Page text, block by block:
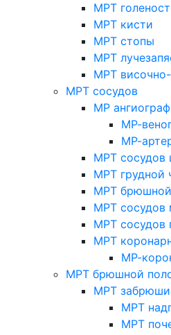
МРТ
МРТ кисти
МРТ стопы
МРТ
МРТ
МРТ сосудов
МР
МР-
МР-
МРТ сосудов
МРТ грудной
МРТ
МРТ сосудов
МРТ сосудов
МРТ
МР-
МРТ брюшной
МРТ
МРТ
МРТ